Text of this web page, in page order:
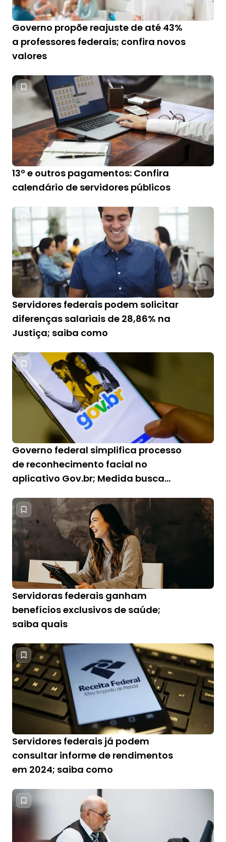
Governo propõe reajuste de até 43%
a professores federais; confira novos
valores
13º e outros pagamentos: Confira
calendário de servidores públicos
Servidores federais podem solicitar
diferenças salariais de 28,86% na
Justiça; saiba como
Governo federal simplifica processo
de reconhecimento facial no
aplicativo Gov.br; Medida busca
Servidoras federais ganham
benefícios exclusivos de saúde;
saiba quais
Servidores federais já podem
consultar informe de rendimentos
em 2024; saiba como